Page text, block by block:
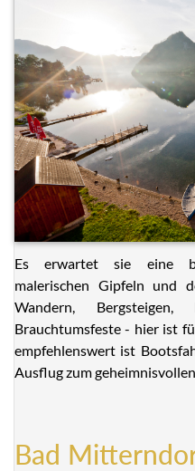
Es erwartet sie eine
malerischen Gipfeln und
Wandern,
Brauchtumsfeste - hier ist
empfehlenswert ist
Ausflug zum
Bad